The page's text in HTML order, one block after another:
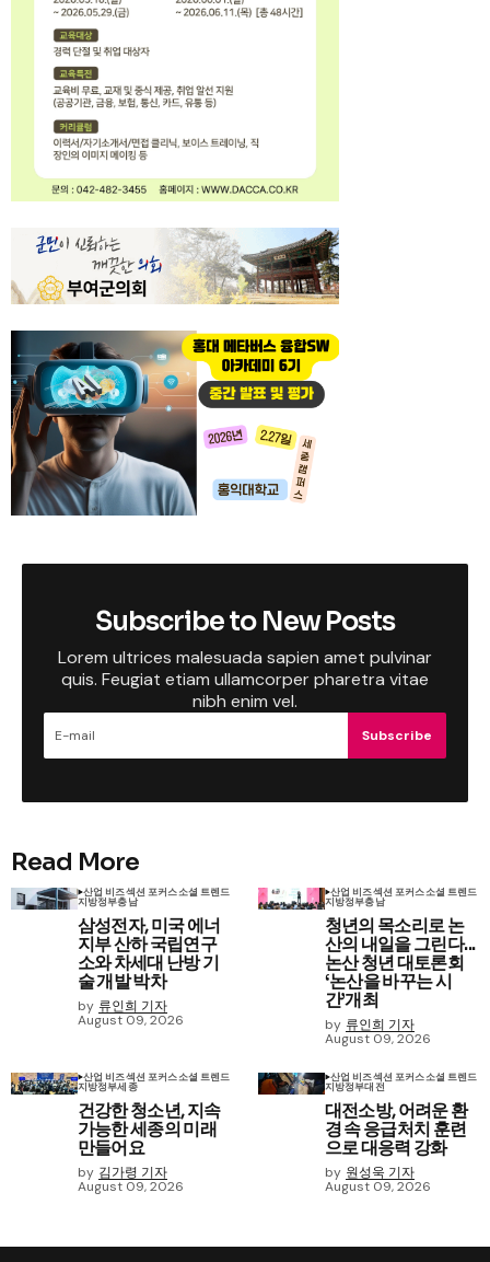
Subscribe to New Posts
Lorem ultrices malesuada sapien amet pulvinar
quis. Feugiat etiam ullamcorper pharetra vitae
nibh enim vel.
Subscribe
Read More
산업 비즈섹션 포커스소셜 트렌드
지방정부충남
삼성전자, 미국 에너
지부 산하 국립연구
소와 차세대 난방 기
술 개발 박차
by 류인희 기자
August 09, 2026
산업 비즈섹션 포커스소셜 트렌드
지방정부충남
청년의 목소리로 논
산의 내일을 그린다...
논산 청년 대토론회
‘논산을 바꾸는 시
간’개최
by 류인희 기자
August 09, 2026
산업 비즈섹션 포커스소셜 트렌드
지방정부세종
건강한 청소년, 지속
가능한 세종의 미래
만들어요
by 김가령 기자
August 09, 2026
산업 비즈섹션 포커스소셜 트렌드
지방정부대전
대전소방, 어려운 환
경 속 응급처치 훈련
으로 대응력 강화
by 원성욱 기자
August 09, 2026